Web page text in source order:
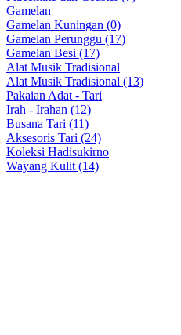
Gamelan
Gamelan Kuningan (0)
Gamelan Perunggu (17)
Gamelan Besi (17)
Alat Musik Tradisional
Alat Musik Tradisional (13)
Pakaian Adat - Tari
Irah - Irahan (12)
Busana Tari (11)
Aksesoris Tari (24)
Koleksi Hadisukirno
Wayang Kulit (14)